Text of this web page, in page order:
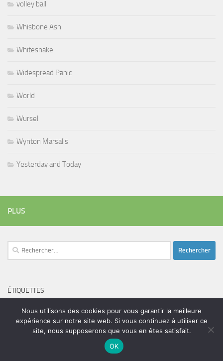
volley ball
Whisbone Ash
Whitesnake
Widespread Panic
World
Wursel
Wynton Marsalis
Yesterday and Today
PLUS
Rechercher :
ÉTIQUETTES
adam bomb amar sundy batteur blues blues rock
bootleneck chanteur chanteuse coltrane duc des lombards erick bamy
expo music femme de george harrison festival glenn hughes golf drouot groupe
herbie hancock
Nous utilisons des cookies pour vous garantir la meilleure
expérience sur notre site web. Si vous continuez à utiliser ce
site, nous supposerons que vous en êtes satisfait.
OK